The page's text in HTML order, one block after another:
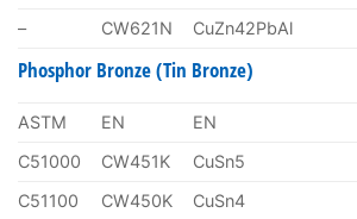
–
CW621N CuZn42PbAl
Phosphor Bronze (Tin Bronze)
ASTM EN EN
C51000
CW451K CuSn5
C51100
CW450K CuSn4